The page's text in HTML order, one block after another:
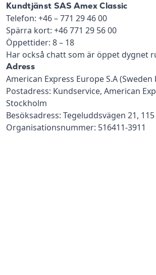
Kundtjänst SAS Amex Classic
Telefon: +46 – 771 29 46 00
Spärra kort: +46 771 29 56 00
Öppettider: 8 – 18
Har också chatt som är öppet dygnet
Adress
American Express Europe S.A
Postadress: Kundservice, American
Stockholm
Besöksadress: Tegeluddsvägen 21,
Organisationsnummer: 516411-3911